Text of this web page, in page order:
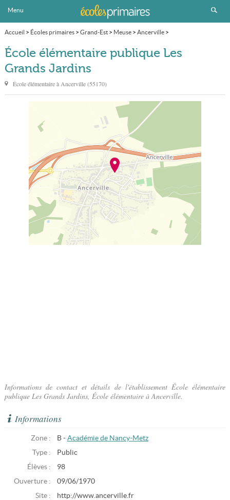
Menu
Accueil > Écoles primaires> Grand-Est> Meuse> Ancerville>
École élémentaire publique Les Grands Jardins
École élémentaire publique Les
Grands Jardins
École élémentaire à Ancerville(55170)
Informations de contact et détails de l'établissement École élémentaire
publique Les Grands Jardins, École élémentaire à Ancerville.
Informations
Zone : B - Académie de Nancy-Metz
Type :
Public
Élèves :
98
Ouverture :
09/06/1970
Site :
http://www.ancerville.fr